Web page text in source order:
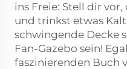
ins Freie: Stell dir
und trinkst etwas
schwingende Decke
Fan-Gazebо sein!
faszinierenden Buch